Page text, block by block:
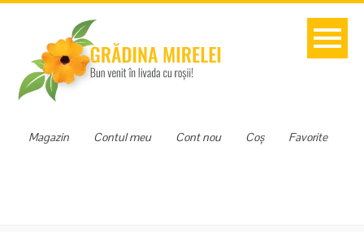
Favorite
Coș
Cont nou
Contul meu
Magazin